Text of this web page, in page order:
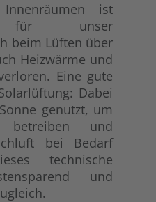
ist
für unser
beim Lüften über
Heizwärme und
Eine gute
Dabei
genutzt, um
betreiben und
bei Bedarf
technische
und